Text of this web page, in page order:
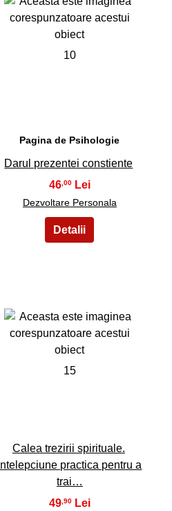
10
Pagina de Psihologie
Darul prezentei constiente
46,00
Dezvoltare Personala
15
Calea trezirii spirituale.
Intelepciune practica pentru a
trai…
49,90